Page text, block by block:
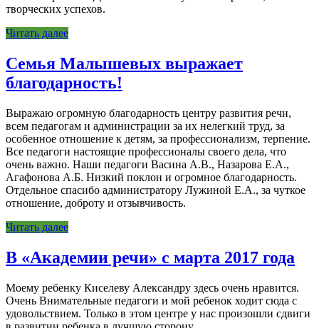
творческих успехов.
Читать далее
Семья Малышевых выражает
благодарность!
Выражаю огромную благодарность центру развития речи,
всем педагогам и администрации за их нелегкий труд, за
особенное отношение к детям, за профессионализм, терпение.
Все педагоги настоящие профессионалы своего дела, что
очень важно. Наши педагоги Васина А.В., Назарова Е.А.,
Агафонова А.Б. Низкий поклон и огромное благодарность.
Отдельное спасибо администратору Лужиной Е.А., за чуткое
отношение, доброту и отзывчивость.
Читать далее
В «Академии речи» с марта 2017 года
Моему ребенку Киселеву Александру здесь очень нравится.
Очень Внимательные педагоги и мой ребенок ходит сюда с
удовольствием. Только в этом центре у нас произошли сдвиги